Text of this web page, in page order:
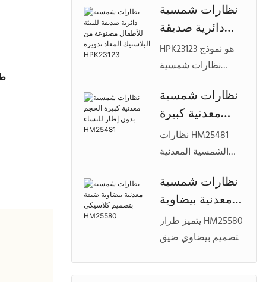
HPK25201
مصنوع من مواد
بلاستيكية معاد
تدويرها، مصمم
لعلامات تجارية
تسعى إلى الراحة
الخفيفة وتخصيص
العلامة التجارية
الخاصة.
نظارات شمسية
دائرية صديقة
للبيئة للأطفال
مصنوعة من
تدويره HPK23123
HPK23123 هو نموذج
نظارات شمسية
مصنوع من مواد
بلاستيكية معاد
تدويرها، مصمم
للعلامات التجارية
تبحث عن مجموعات
نظارات أنيقة وقابلة
للتخصيص للأطفال.
نظارات شمسية
معدنية كبيرة
الحجم بدون إطار
للنساء HM25481
نظارات HM25481
الشمسية المعدنية
إطار، تجمع بين هيكل
خفيف الوزن
وعدسات مربعة
جريئة. مثالية للعلامات
نظارات شمسية
معدنية بيضاوية
ضيقة بتصميم
كلاسيكي
يتميز طراز HM25580
بتصميم بيضاوي ضيق
خفيف الوزن، وهو